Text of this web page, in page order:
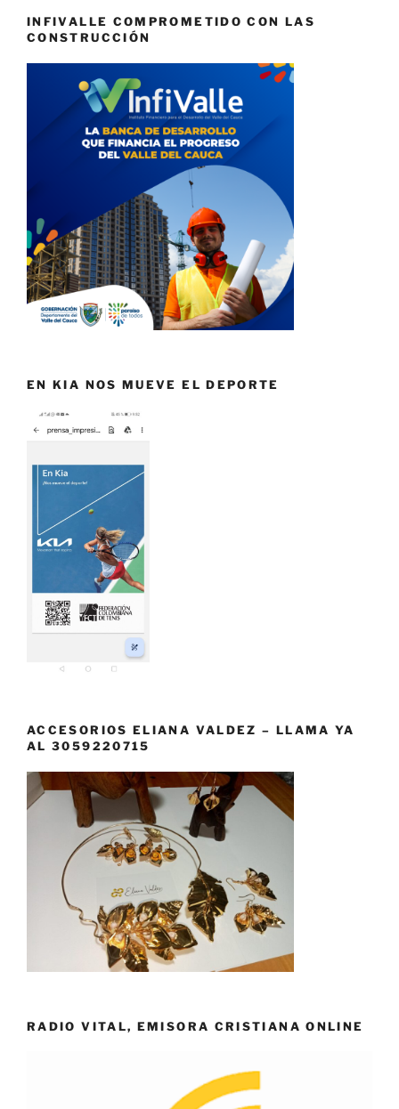
INFIVALLE COMPROMETIDO CON LAS
CONSTRUCCIÓN
EN KIA NOS MUEVE EL DEPORTE
ACCESORIOS ELIANA VALDEZ – LLAMA YA
AL 3059220715
RADIO VITAL, EMISORA CRISTIANA ONLINE